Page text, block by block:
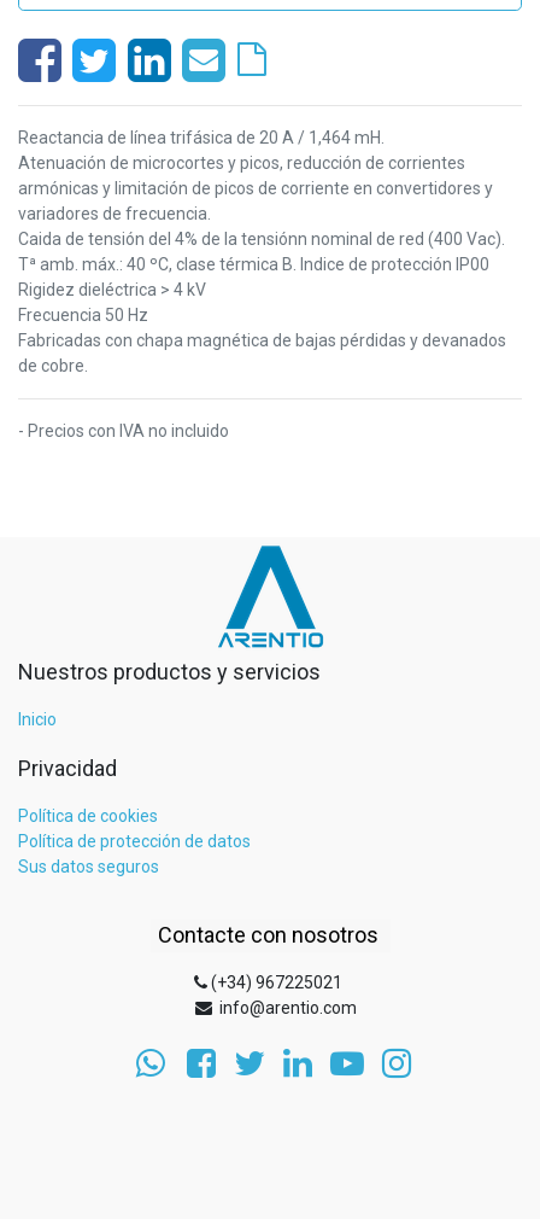
Reactancia de línea trifásica de 20 A / 1,464 mH.
Atenuación de microcortes y picos, reducción de corrientes
armónicas y limitación de picos de corriente en convertidores y
variadores de frecuencia.
Caida de tensión del 4% de la tensiónn nominal de red (400 Vac).
Tª amb. máx.: 40 ºC, clase térmica B. Indice de protección IP00
Rigidez dieléctrica > 4 kV
Frecuencia 50 Hz
Fabricadas con chapa magnética de bajas pérdidas y devanados
de cobre.
- Precios con IVA no incluido
Nuestros productos y servicios
Inicio
Privacidad
Política de cookies
Política de protección de datos
Sus datos seguros
Contacte con nosotros
(+34) 967225021
info@arentio.com